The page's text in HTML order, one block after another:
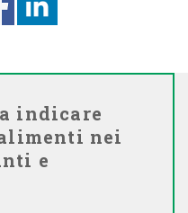
indicare
nei
e